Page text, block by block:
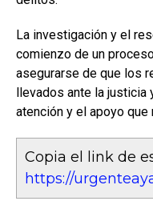
La investigación y el
comienzo de un
asegurarse de que los
llevados ante la justicia
atención y el apoyo que
Copia el link de
https://